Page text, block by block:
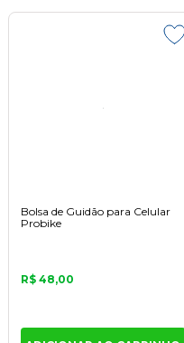
Bolsa de Guidão para Celular
Probike
R$ 48,00